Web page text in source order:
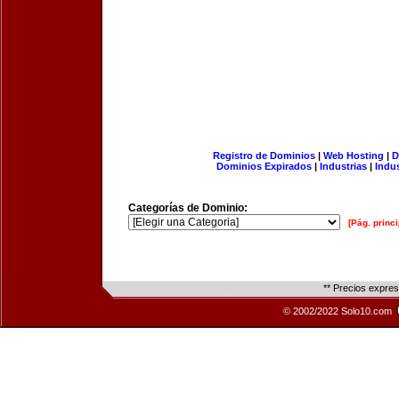
Registro de Dominios| Web Hosting |
Dominios Expirados | Industrias |
Categorías de Dominio:
[Pág.
** Precios
© 2002/2022 Solo10.com